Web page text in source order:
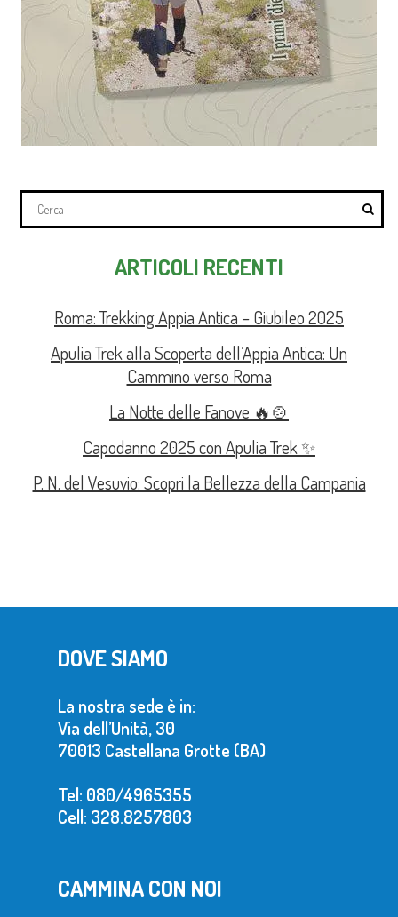
ARTICOLI RECENTI
Roma: Trekking Appia Antica – Giubileo 2025
Apulia Trek alla Scoperta dell’Appia Antica: Un
Cammino verso Roma
La Notte delle Fanove 🔥🍲
Capodanno 2025 con Apulia Trek ✨
P. N. del Vesuvio: Scopri la Bellezza della Campania
DOVE SIAMO
La nostra sede è in:
Via dell’Unità, 30
70013 Castellana Grotte (BA)
Tel: 080/4965355
Cell: 328.8257803
CAMMINA CON NOI